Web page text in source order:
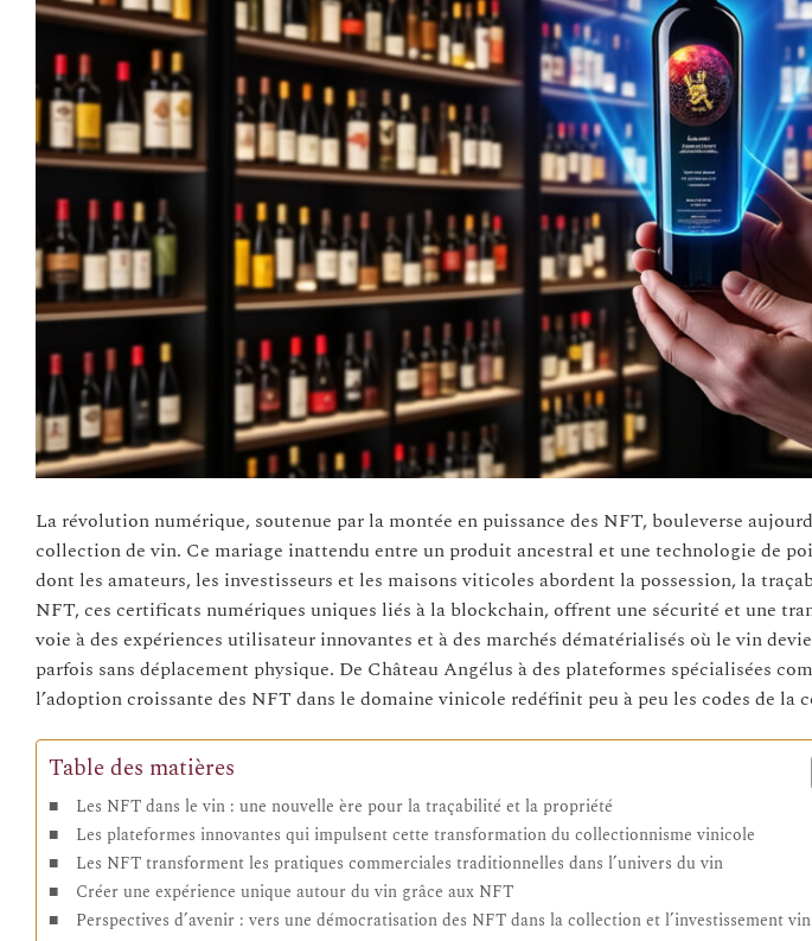
La révolution numérique, soutenue par la montée en puissance des NFT, bouleverse
collection de vin. Ce mariage inattendu entre un produit ancestral et une technologie de
dont les amateurs, les investisseurs et les maisons viticoles abordent la possession, la
NFT, ces certificats numériques uniques liés à la blockchain, offrent une sécurité et une
voie à des expériences utilisateur innovantes et à des marchés dématérialisés où le vin
parfois sans déplacement physique. De Château Angélus à des plateformes spécialisées
l’adoption croissante des NFT dans le domaine vinicole redéfinit peu à peu les codes de la
Table des matières
Les NFT dans le vin : une nouvelle ère pour la traçabilité et la propriété
Les plateformes innovantes qui impulsent cette transformation du collectionnisme vinicole
Les NFT transforment les pratiques commerciales traditionnelles dans l’univers du vin
Créer une expérience unique autour du vin grâce aux NFT
Perspectives d’avenir : vers une démocratisation des NFT dans la collection et l’investissement